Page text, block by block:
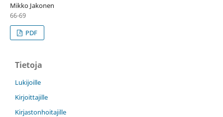
Mikko Jakonen
66-69
PDF
Tietoja
Lukijoille
Kirjoittajille
Kirjastonhoitajille